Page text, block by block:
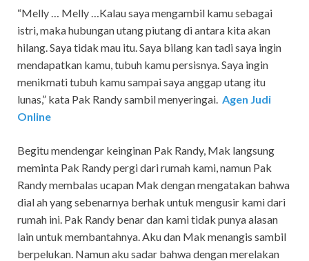
“Melly … Melly …Kalau saya mengambil kamu sebagai
istri, maka hubungan utang piutang di antara kita akan
hilang. Saya tidak mau itu. Saya bilang kan tadi saya ingin
mendapatkan kamu, tubuh kamu persisnya. Saya ingin
menikmati tubuh kamu sampai saya anggap utang itu
lunas,” kata Pak Randy sambil menyeringai. Agen Judi
Online
Begitu mendengar keinginan Pak Randy, Mak langsung
meminta Pak Randy pergi dari rumah kami, namun Pak
Randy membalas ucapan Mak dengan mengatakan bahwa
dial ah yang sebenarnya berhak untuk mengusir kami dari
rumah ini. Pak Randy benar dan kami tidak punya alasan
lain untuk membantahnya. Aku dan Mak menangis sambil
berpelukan. Namun aku sadar bahwa dengan merelakan